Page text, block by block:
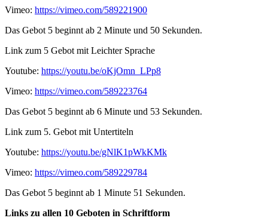
Vimeo: https://vimeo.com/589221900
Das Gebot 5 beginnt ab 2 Minute und 50 Sekunden.
Link zum 5 Gebot mit Leichter Sprache
Youtube: https://youtu.be/oKjOmn_LPp8
Vimeo: https://vimeo.com/589223764
Das Gebot 5 beginnt ab 6 Minute und 53 Sekunden.
Link zum 5. Gebot mit Untertiteln
Youtube: https://youtu.be/gNlK1pWkKMk
Vimeo: https://vimeo.com/589229784
Das Gebot 5 beginnt ab 1 Minute 51 Sekunden.
Links zu allen 10 Geboten in Schriftform